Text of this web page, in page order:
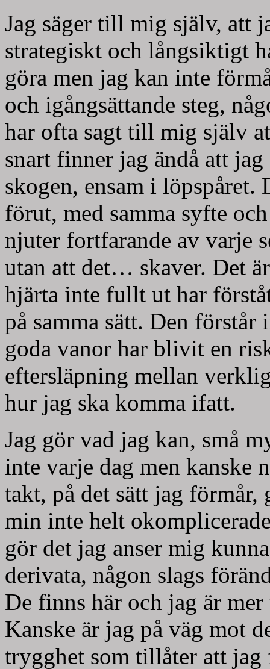
Jag säger till mig själv, att
strategiskt och långsiktigt
göra men jag kan inte
och igångsättande steg,
har ofta sagt till mig själv
snart finner jag ändå att
skogen, ensam i löpspåret.
förut, med samma syfte
njuter fortfarande av varje
utan att det… skaver. Det
hjärta inte fullt ut har
på samma sätt. Den förstår
goda vanor har blivit en
eftersläpning mellan
hur jag ska komma ifatt.
Jag gör vad jag kan, små
inte varje dag men kanske
takt, på det sätt jag
min inte helt
gör det jag anser mig
derivata, någon slags
De finns här och jag är
Kanske är jag på väg mot
trygghet som tillåter att